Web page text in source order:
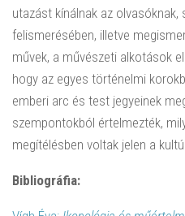
utazást kínálnak az
felismerésében, illetve
művek, a művészeti alkotások
hogy az egyes történelmi
emberi arc és test jegyeinek
szempontokból értelmezték,
megítélésben voltak jelen a
Bibliográfia: